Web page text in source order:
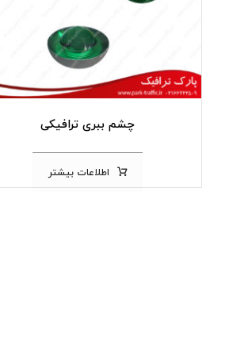
چشم ببری ترافیکی
اطلاعات بیشتر